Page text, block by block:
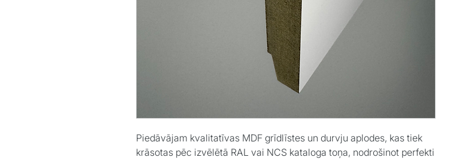
Piedāvājam kvalitatīvas MDF grīdlīstes un durvju aplodes, kas tiek
krāsotas pēc izvēlētā RAL vai NCS kataloga toņa, nodrošinot perfekti